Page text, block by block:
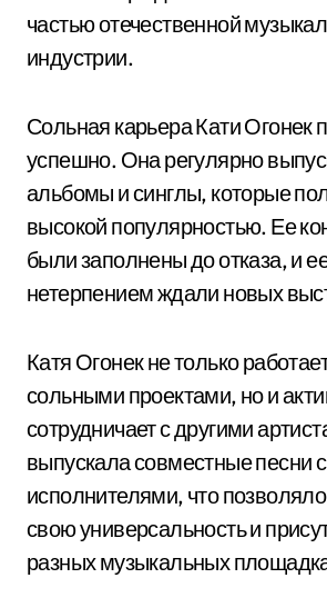
частью отечественной
индустрии.
Сольная карьера Кати Огонек
успешно. Она регулярно
альбомы и синглы, которые
высокой популярностью. Ее
были заполнены до отказа, и
нетерпением ждали новых
Катя Огонек не только
сольными проектами, но и
сотрудничает с другими
выпускала совместные песни
исполнителями, что
свою универсальность и
разных музыкальных